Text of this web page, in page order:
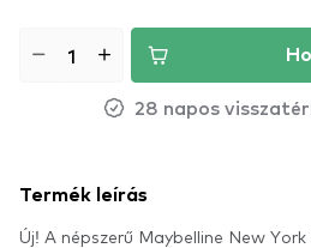
28 napos
Termék leírás
Új! A népszerű Maybelline New